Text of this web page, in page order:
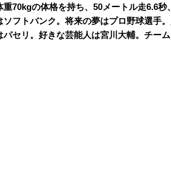
重70kgの体格を持ち、50メートル走6.6
フトバンク。将来の夢はプロ野球選手
パセリ。好きな芸能人は宮川大輔。チー